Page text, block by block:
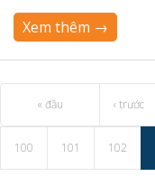
Xem thêm →
« đầu ‹ trước
100 101 102